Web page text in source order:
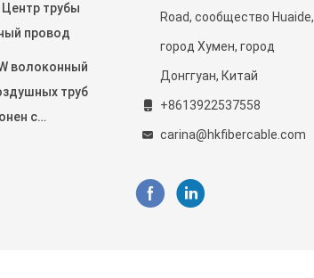
Центр трубы
провод
волоконный
труб
с
Road, сообщество Huaide,
город Хумен, город
Донггуан, Китай
+8613922537558
carina@hkfibercable.com